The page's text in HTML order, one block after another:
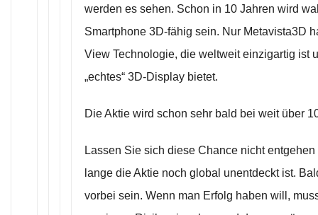
werden es sehen. Schon in 10 Jahren wird
Smartphone 3D-fähig sein. Nur Metavista3D
View Technologie, die weltweit einzigartig ist
„echtes“ 3D-Display bietet.
Die Aktie wird schon sehr bald bei weit über
Lassen Sie sich diese Chance nicht
lange die Aktie noch global unentdeckt ist.
vorbei sein. Wenn man Erfolg haben will,